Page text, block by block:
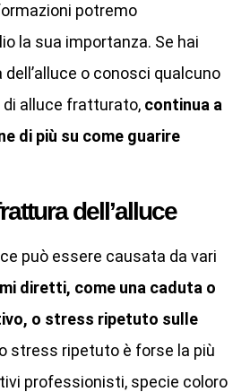
potremo
la sua importanza. Se hai
o conosci qualcuno
alluce fratturato, continua a
di più su come guarire
dell’alluce
può essere causata da vari
diretti, come una caduta o
o stress ripetuto sulle
stress ripetuto è forse la più
professionisti, specie coloro